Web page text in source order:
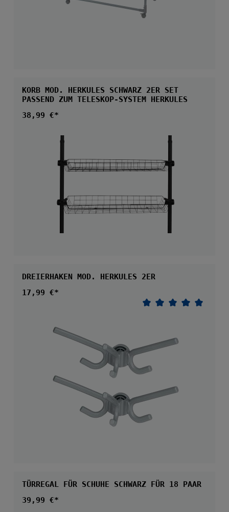
KORB MOD. HERKULES SCHWARZ 2ER SET
PASSEND ZUM TELESKOP-SYSTEM HERKULES
Regulärer Preis:
38,99 €*
DREIERHAKEN MOD. HERKULES 2ER
Regulärer Preis:
17,99 €*
TÜRREGAL FÜR SCHUHE SCHWARZ FÜR 18 PAAR
Regulärer Preis:
39,99 €*